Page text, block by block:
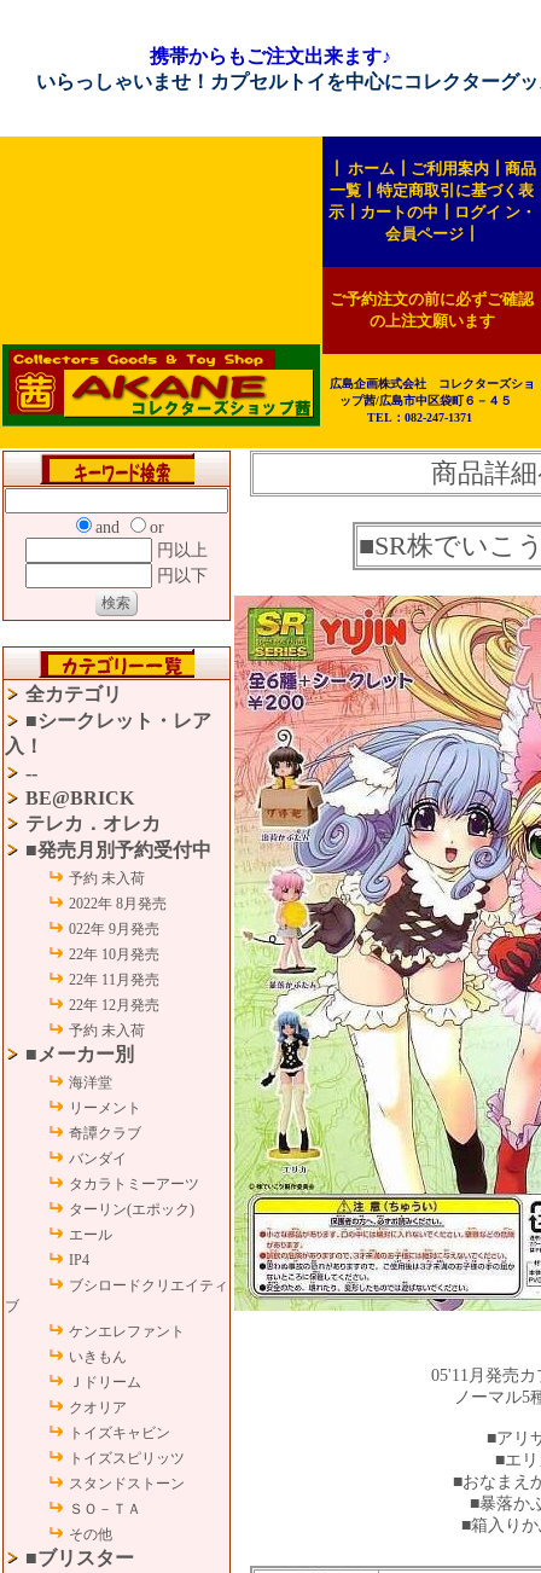
携帯からもご注文出来ます♪
っしゃいませ！カプセルトイを中心にコレクターグッズを
ホーム┃ ご利用案内┃ 商品
一覧
特定商取引に基づく表
示┃ カートの中
ログイ ン・
会員ページ┃
ご予約注文の前に必ずご確認
の上注文願います
広島企画株式会社 コレクターズショ
ップ茜/広島市中区袋町６－４５
TEL：082-247-1371
and
or
円以上
円以下
全カテゴリ
■シークレット・レア
入！
--
BE@BRICK
テレカ．オレカ
■発売月別予約受付中
予約 未入荷
2022年 8月発売
022年 9月発売
22年 10月発売
22年 11月発売
22年 12月発売
予約 未入荷
■メーカー別
海洋堂
リーメント
奇譚クラブ
バンダイ
タカラトミーアーツ
ターリン(エポック)
エール
IP4
ブシロードクリエイティ
ブ
ケンエレファント
いきもん
Ｊドリーム
クオリア
トイズキャビン
トイズスピリッツ
スタンドストーン
ＳＯ－ＴＡ
その他
■ブリスター
商品詳
■SR株でいこ
05'11月発売
ノーマル5
■ア
■エ
■おなまえ
■暴落か
■箱入り